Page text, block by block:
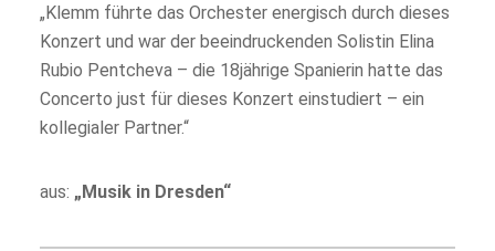
„Klemm führte das Orchester energisch durch dieses
Konzert und war der beeindruckenden Solistin Elina
Rubio Pentcheva – die 18jährige Spanierin hatte das
Concerto just für dieses Konzert einstudiert – ein
kollegialer Partner.“
aus: „Musik in Dresden“